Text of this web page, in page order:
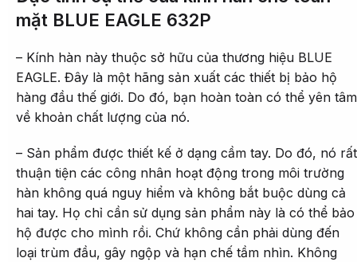
mặt BLUE EAGLE 632P
– Kính hàn này thuộc sở hữu của thương hiệu BLUE
EAGLE. Đây là một hãng sản xuất các thiết bị bảo hộ
hàng đầu thế giới. Do đó, bạn hoàn toàn có thể yên tâm
về khoản chất lượng của nó.
– Sản phẩm được thiết kế ở dạng cầm tay. Do đó, nó rất
thuận tiện các công nhân hoạt động trong môi trường
hàn không quá nguy hiểm và không bắt buộc dùng cả
hai tay. Họ chỉ cần sử dụng sản phẩm này là có thể bảo
hộ được cho mình rồi. Chứ không cần phải dùng đến
loại trùm đầu, gây ngộp và hạn chế tầm nhìn. Không